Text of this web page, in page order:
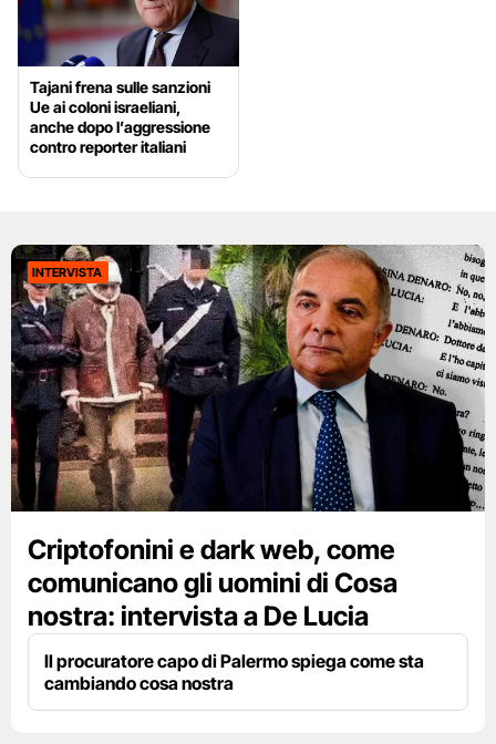
Tajani frena sulle sanzioni
Ue ai coloni israeliani,
anche dopo l’aggressione
contro reporter italiani
INTERVISTA
Criptofonini e dark web, come
comunicano gli uomini di Cosa
nostra: intervista a De Lucia
Il procuratore capo di Palermo spiega come sta
cambiando cosa nostra